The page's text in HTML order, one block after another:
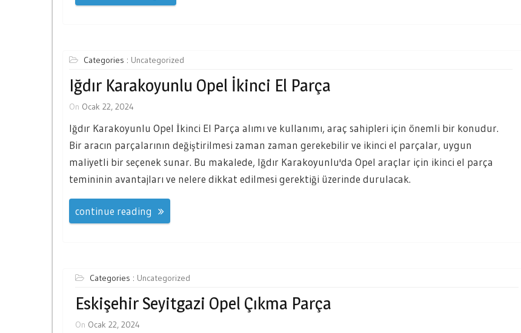
Categories : Uncategorized
Iğdır Karakoyunlu Opel İkinci El Parça
On Ocak 22, 2024
Iğdır Karakoyunlu Opel İkinci El Parça alımı ve kullanımı, araç sahipleri için önemli bir konudur.
Bir aracın parçalarının değiştirilmesi zaman zaman gerekebilir ve ikinci el parçalar, uygun
maliyetli bir seçenek sunar. Bu makalede, Iğdır Karakoyunlu'da Opel araçlar için ikinci el parça
temininin avantajları ve nelere dikkat edilmesi gerektiği üzerinde durulacak.
continue reading
Categories : Uncategorized
Eskişehir Seyitgazi Opel Çıkma Parça
On Ocak 22, 2024